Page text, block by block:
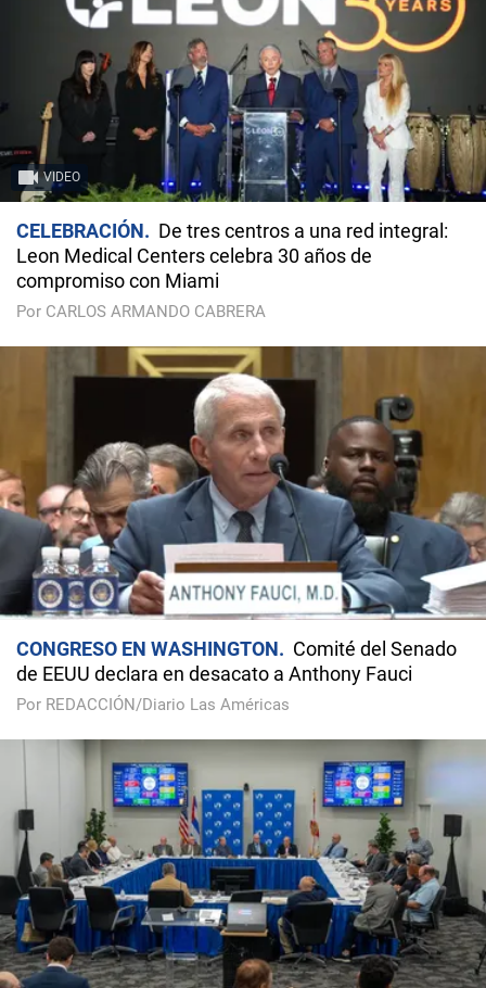
VIDEO
CELEBRACIÓN
De tres centros a una red integral:
Leon Medical Centers celebra 30 años de
compromiso con Miami
Por CARLOS ARMANDO CABRERA
CONGRESO EN WASHINGTON
Comité del Senado
de EEUU declara en desacato a Anthony Fauci
Por REDACCIÓN/Diario Las Américas